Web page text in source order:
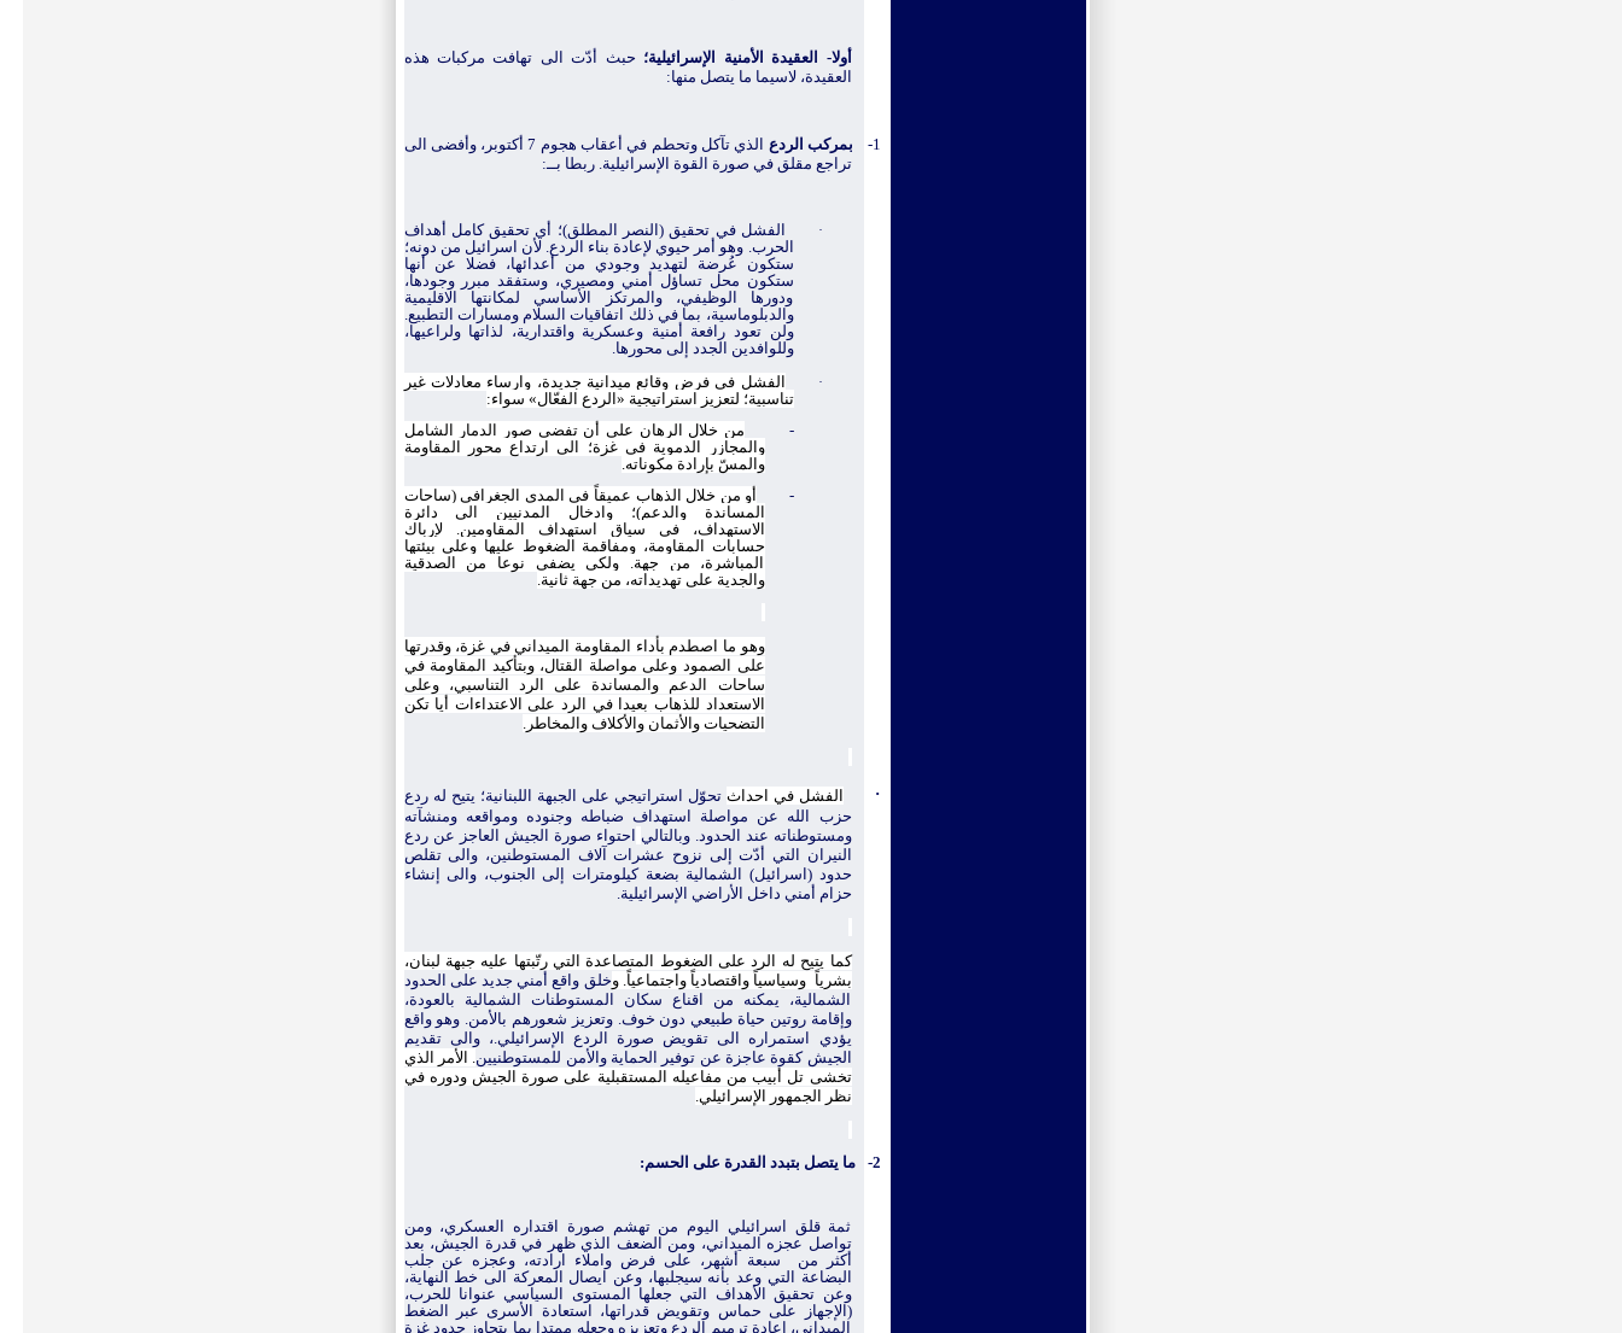
أولا- العقيدة الأمنية الإسرائيلية؛ حبث أدّت الى تهافت مركبات هذه
العقيدة، لاسيما ما يتصل منها:
1- بمركب الردع الذي تآكل وتحطم في أعقاب هجوم 7 أكتوبر،
وأفضى الى
تراجع مقلق في صورة القوة الإسرائيلية. ربطا بــ:
· الفشلفي تحقيق (النصر المطلق)؛ أي تحقيق كامل أهداف
الحرب. وهو أمر حيوي لإعادة بناء الردع. لأن اسرائيل من دونه؛
ستكون عُرضة لتهديد وجودي من أعدائها، فضلا عن أنها
ستكون محل تساؤل أمني ومصيري، وستفقد مبرر وجودها،
ودورها الوظيفي، والمرتكز الأساسي لمكانتها الاقليمية
والدبلوماسية، بما في ذلك اتفاقيات السلام ومسارات التطبيع.
ولن تعود رافعة أمنية وعسكرية واقتدارية، لذاتها ولراعيها،
وللوافدين الجدد إلى محورها.
·
الفشل في فرض وقائع ميدانية جديدة، وارساء معادلات غير
تناسبية؛ لتعزيز استراتيجية «الردع الفعّال» سواء:
-
من خلال الرهان على أن تفضي صور الدمار الشامل
والمجازر الدموية في غزة؛ الى ارتداع محور المقاومة
والمسّ بإرادة مكوناته.
-
أو من خلال الذهاب عميقاً في المدى الجغرافي (ساحات
المساندة والدعم)؛ وادخال المدنيين الى دائرة
الاستهداف، في سياق استهداف المقاومين. لإرباك
حسابات المقاومة، ومفاقمة الضغوط عليها وعلى بيئتها
المباشرة، من جهة. ولكي يضفي نوعا من الصدقية
والجدية على تهديداته، من جهة ثانية.
وهو ما اصطدم بأداء المقاومة الميداني في غزة، وقدرتها
على الصمود وعلى مواصلة القتال، وبتأكيد المقاومة في
ساحات الدعم والمساندة على الرد التناسبي، وعلى
الاستعداد للذهاب بعيدا في الرد على الاعتداءات أيا تكن
التضحيات والأثمان والأكلاف والمخاطر.
· الفشل في احداث تحوّل استراتيجي على الجبهة اللبنانية؛ يتيح له ردع
حزب الله عن مواصلة استهداف ضباطه وجنوده ومواقعه ومنشآته
ومستوطناته عند الحدود. وبالتالي احتواء صورة الجيش العاجز عن ردع
النيران التي أدّت إلى نزوح عشرات آلاف المستوطنين، والى تقلص
حدود (اسرائيل) الشمالية بضعة كيلومترات إلى الجنوب، والى إنشاء
حزام أمني داخل الأراضي الإسرائيلية.
كما يتيح له الرد على الضغوط المتصاعدة التي رتّبتها عليه جبهة لبنان،
بشرياً وسياسياً واقتصادياً واجتماعياً. وخلق واقع أمني جديد على الحدود
الشمالية، يمكنه من اقناع سكان المستوطنات الشمالية بالعودة،
وإقامة روتين حياة طبيعي دون خوف. وتعزيز شعورهم بالأمن. وهو واقع
يؤدي استمراره الى تقويض صورة الردع الإسرائيلي.، والى تقديم
الجيش كقوة عاجزة عن توفير الحماية والأمن للمستوطنيين . الأمر الذي
تخشى تل أبيب من مفاعيله المستقبلية على صورة الجيش ودوره في
نظر الجمهور الإسرائيلي
2- ما يتصل بتبدد القدرة على الحسم:
ثمة قلق اسرائيلي اليوم من تهشم صورة اقتداره العسكري، ومن
تواصل عجزه الميداني، ومن الضعف الذي ظهر في قدرة الجيش، بعد
أكثر من
سبعة أشهر، على فرض واملاء ارادته، وعجزه عن جلب
البضاعة التي وعد بأنه سيجلبها، وعن ايصال المعركة الى خط النهاية،
وعن تحقيق الأهداف التي جعلها المستوى السياسي عنوانا للحرب،
(الإجهاز على حماس وتقويض قدراتها، استعادة الأسرى عبر الضغط
الميداني، اعادة ترميم الردع وتعزيزه وجعله ممتدا بما يتجاوز حدود غزة